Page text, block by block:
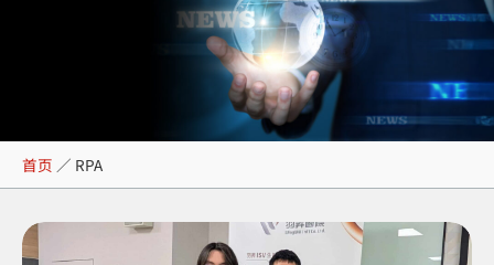
RPA
首页 ／ RPA